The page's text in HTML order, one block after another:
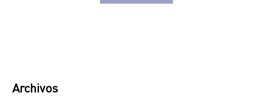
Archivos